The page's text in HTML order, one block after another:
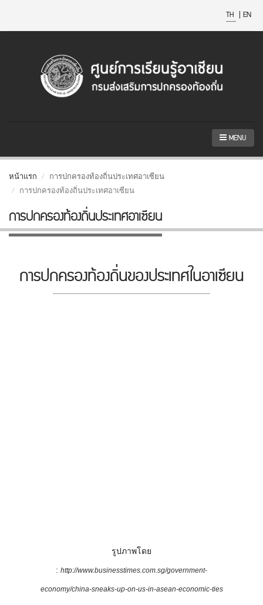
TH | EN
MENU
หน้าแรก
การปกครองท้องถิ่นประเทศอาเซียน
การปกครองท้องถิ่นประเทศอาเซียน
การปกครองท้องถิ่นประเทศอาเซียน
การปกครองท้องถิ่นของประเทศในอาเซียน
รูปภาพโดย
: http://www.businesstimes.com.sg/government-
economy/china-sneaks-up-on-us-in-asean-economic-ties